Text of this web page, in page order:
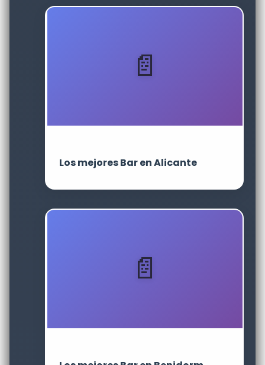
Los mejores Bar en Alicante